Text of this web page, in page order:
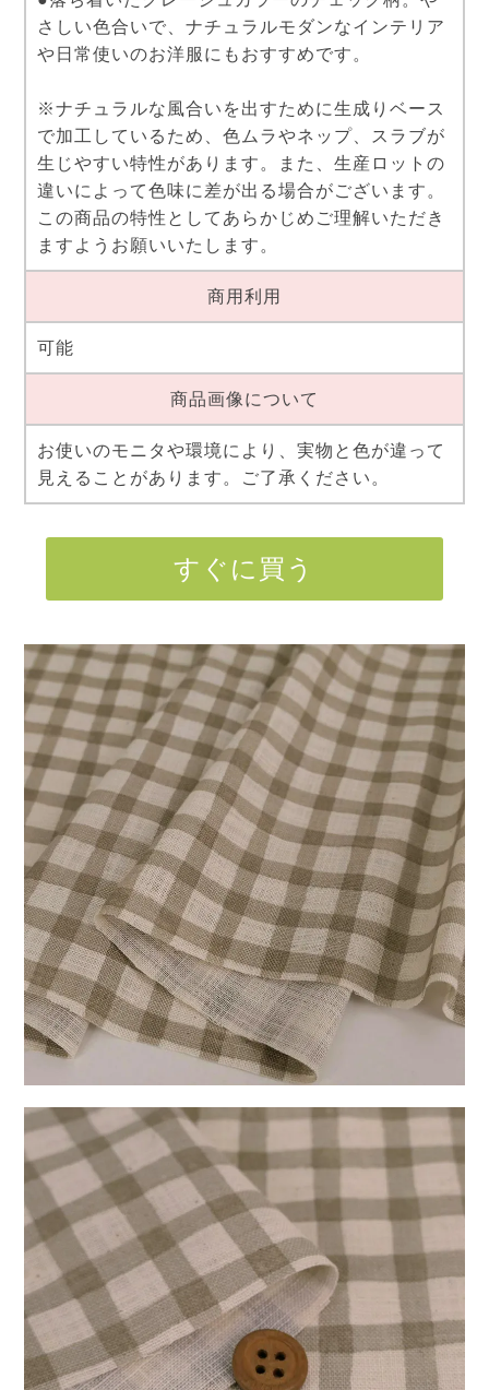
さしい色合いで、ナチュラルモダンなインテリア
や日常使いのお洋服にもおすすめです。
※ナチュラルな風合いを出すために生成りベース
で加工しているため、色ムラやネップ、スラブが
生じやすい特性があります。また、生産ロットの
違いによって色味に差が出る場合がございます。
この商品の特性としてあらかじめご理解いただき
ますようお願いいたします。
商用利用
可能
商品画像について
お使いのモニタや環境により、実物と色が違って
見えることがあります。ご了承ください。
すぐに買う